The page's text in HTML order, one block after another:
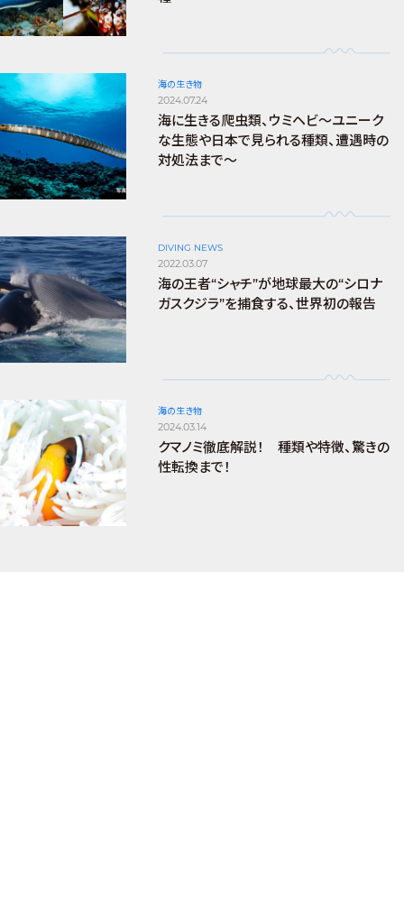
海の生き物
2024.07.24
海に生きる爬虫類、ウミヘビ～ユニーク
な生態や日本で見られる種類、遭遇時の
対処法まで～
DIVING NEWS
2022.03.07
海の王者“シャチ”が地球最大の“シロナ
ガスクジラ”を捕食する、世界初の報告
海の生き物
2024.03.14
クマノミ徹底解説！ 種類や特徴、驚きの
性転換まで！